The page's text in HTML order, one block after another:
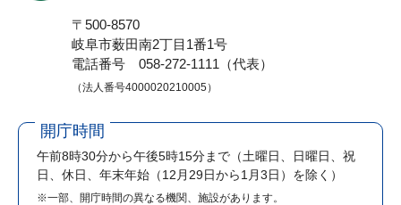
〒500-8570
岐阜市薮田南2丁目1番1号
電話番号 058-272-1111（代表）
（法人番号4000020210005）
開庁時間
午前8時30分から午後5時15分まで （土曜日、日曜日、祝
日、休日、年末年始（12月29日から1月3日）を除く）
※一部、開庁時間の異なる機関、施設があります。